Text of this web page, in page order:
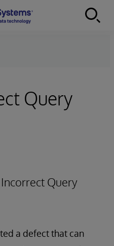
Query
Query
a defect that can